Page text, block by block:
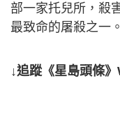
部一家托兒所，殺
最致命的屠殺之一。
↓追蹤《星島頭條